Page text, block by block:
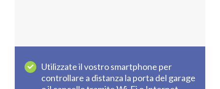
Utilizzate il vostro smartphone per
controllare a distanza la porta del garage